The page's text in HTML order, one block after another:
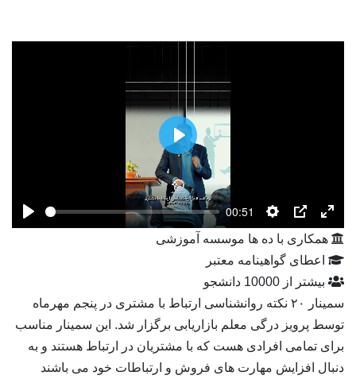
Play
00:51
Settings
PIP
Play
همکاری با ده ها موسسه آموزشی
اعطای گواهینامه معتبر
بیشتر از 10000 دانشجو
سمینار ۲۰ نکته روانشناسی ارتباط با مشتری در پنجم مهرماه
توسط پرویز درگی معلم بازاریابی برگزار شد. این سمینار مناسب
برای تمامی افرادی هست که با مشتریان در ارتباط هستند و به
دنبال افزایش مهارت های فروش و ارتباطات خود می باشند